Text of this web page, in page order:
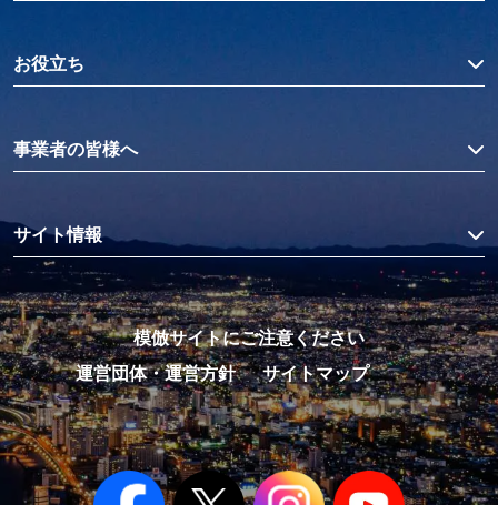
お役立ち
事業者の皆様へ
サイト情報
模倣サイトにご注意ください
運営団体・運営方針
サイトマップ